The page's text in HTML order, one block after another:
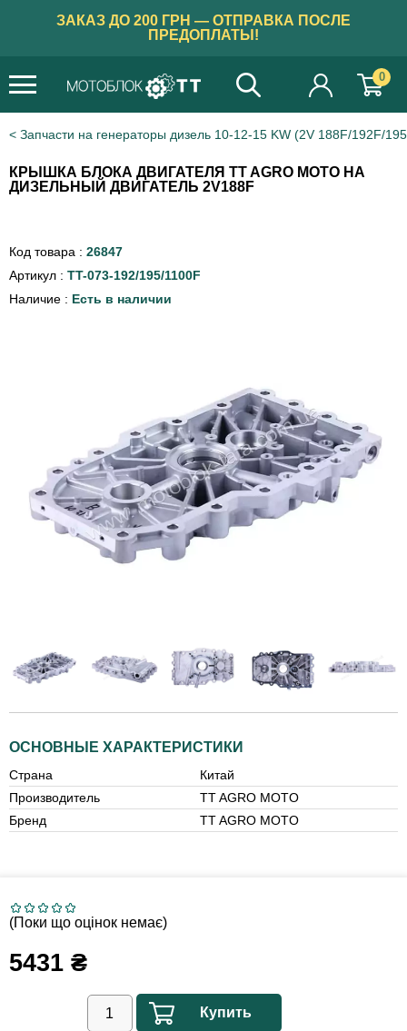
ЗАКАЗ ДО 200 ГРН — ОТПРАВКА ПОСЛЕ
ПРЕДОПЛАТЫ!
0
Запчасти на генераторы дизель 10-12-15 KW (2V 188F/192F/
КРЫШКА БЛОКА ДВИГАТЕЛЯ TT AGRO MOTO НА
ДИЗЕЛЬНЫЙ ДВИГАТЕЛЬ 2V188F
Код товара : 26847
Артикул : TT-073-192/195/1100F
Наличие : Есть в наличии
ОСНОВНЫЕ ХАРАКТЕРИСТИКИ
Страна
Китай
Производитель
TT AGRO MOTO
Бренд
TT AGRO MOTO
(Поки що оцінок немає)
5431 ₴
Купить